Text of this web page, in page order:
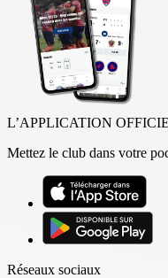
L’APPLICATION
Mettez le club dans votre
Réseaux sociaux